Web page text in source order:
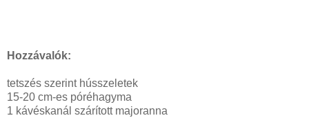
Hozzávalók:
tetszés szerint hússzeletek
15-20 cm-es póréhagyma
1 kávéskanál szárított majoranna